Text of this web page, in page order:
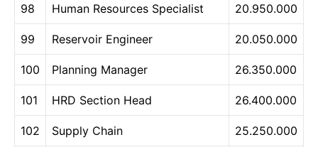
98 Human Resources Specialist 20.950.000
99 Reservoir Engineer 20.050.000
100 Planning Manager 26.350.000
101 HRD Section Head 26.400.000
102 Supply Chain 25.250.000